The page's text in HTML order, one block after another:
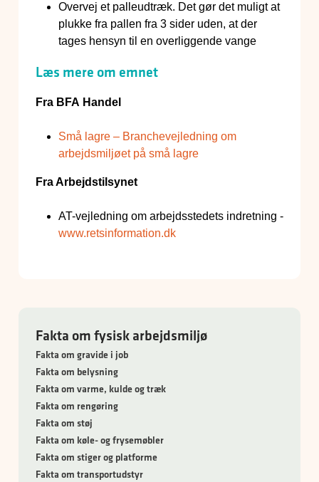
Fakta om fysisk arbejdsmiljø
Fakta om gravide i job
Fakta om belysning
Fakta om varme, kulde og træk
Fakta om rengøring
Fakta om støj
Fakta om køle- og frysemøbler
Fakta om stiger og platforme
Fakta om transportudstyr
Overvej et palleudtræk. Det gør det muligt at
plukke fra pallen fra 3 sider uden, at der
tages hensyn til en overliggende vange
Læs mere om emnet
Fra BFA Handel
Små lagre – Branchevejledning om
arbejdsmiljøet på små lagre
Fra Arbejdstilsynet
AT-vejledning om arbejdsstedets indretning -
www.retsinformation.dk